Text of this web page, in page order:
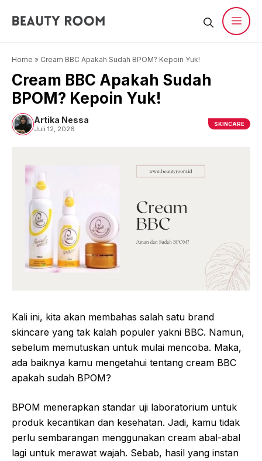
Home » Cream BBC Apakah Sudah BPOM? Kepoin Yuk!
Cream BBC Apakah Sudah
BPOM? Kepoin Yuk!
Artika Nessa
Juli 12, 2026
SKINCARE
Kali ini, kita akan membahas salah satu brand
skincare yang tak kalah populer yakni BBC. Namun,
sebelum memutuskan untuk mulai mencoba. Maka,
ada baiknya kamu mengetahui tentang cream BBC
apakah sudah BPOM?
BPOM menerapkan standar uji laboratorium untuk
produk kecantikan dan kesehatan. Jadi, kamu tidak
perlu sembarangan menggunakan cream abal-abal
lagi untuk merawat wajah. Sebab, hasil yang instan